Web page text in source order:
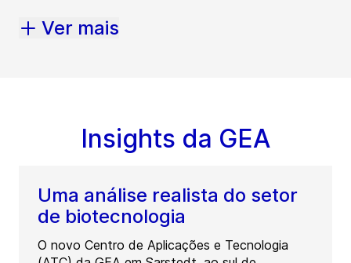
Ver mais
Insights da GEA
Uma análise realista do setor
de biotecnologia
O novo Centro de Aplicações e Tecnologia